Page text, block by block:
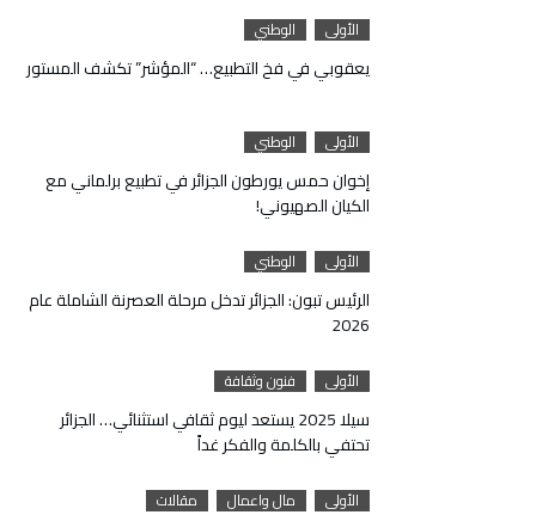
الأولى الوطني
يعقوبي في فخ التطبيع… “المؤشر” تكشف المستور
الأولى الوطني
إخوان حمس يورطون الجزائر في تطبيع برلماني مع
الكيان الصهيوني!
الأولى الوطني
الرئيس تبون: الجزائر تدخل مرحلة العصرنة الشاملة عام
2026
الأولى فنون وثقافة
سيلا 2025 يستعد ليوم ثقافي استثنائي… الجزائر
تحتفي بالكلمة والفكر غداً
الأولى مال واعمال مقالات